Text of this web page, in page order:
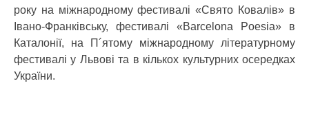
року на міжнародному фестивалі «Свято Ковалів» в
Івано-Франківську, фестивалі «Barcelona Poesia» в
Каталонії, на П´ятому міжнародному літературному
фестивалі у Львові та в кількох культурних осередках
України.